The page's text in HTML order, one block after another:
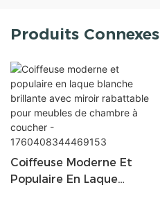
Produits Connexes
Coiffeuse Moderne Et
Populaire En Laque